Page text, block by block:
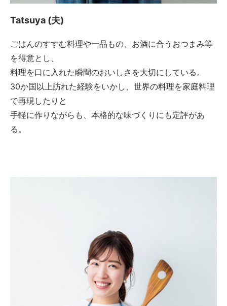
Tatsuya (夫)
ごはんのすすむ料理や一品もの、お酒に合うおつまみ等
を得意とし、
料理を口に入れた瞬間のおいしさを大切にしている。
30か国以上訪れた経験をいかし、世界の料理を家庭料理
で再現したりと
手軽に作りながらも、本格的な味づくりにも定評があ
る。